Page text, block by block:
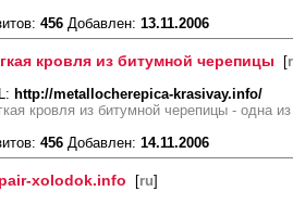
456 Добавлен: 13.11.2006
кровля из битумной черепицы [
http://metallocherepica-krasivay.info/
кровля из битумной черепицы - одна
456 Добавлен: 14.11.2006
xolodok.info [ru]